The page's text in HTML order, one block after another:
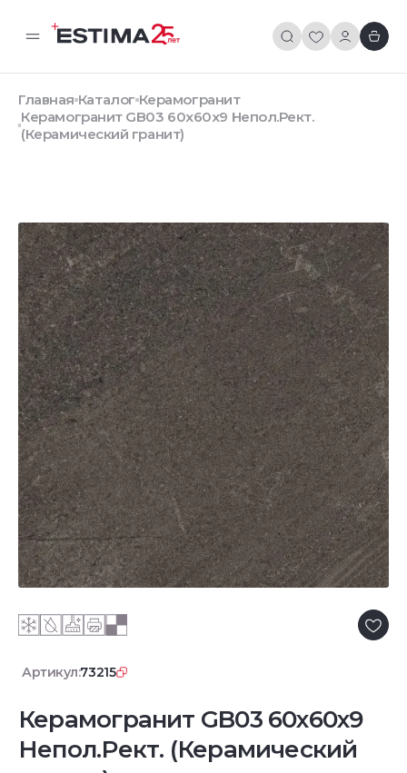
Главная Каталог Керамогранит
Керамогранит GB03 60x60x9 Непол.Рект.
(Керамический гранит)
Артикул:73215
Керамогранит GB03 60x60x9
Непол.Рект. (Керамический